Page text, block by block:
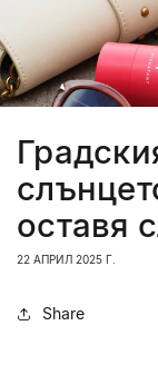
оставя
22 АПРИЛ 2025 Г.
Share